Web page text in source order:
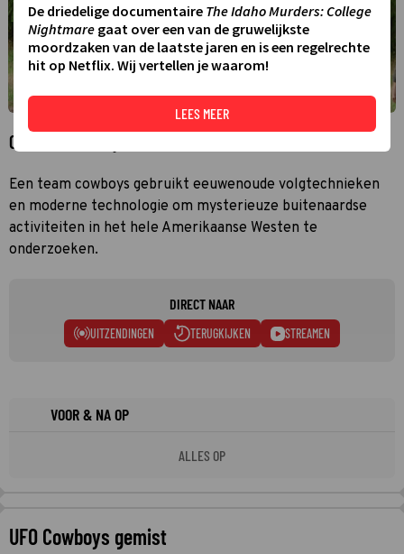
Over UFO Cowboys
Een team cowboys gebruikt eeuwenoude volgtechnieken
en moderne technologie om mysterieuze buitenaardse
activiteiten in het hele Amerikaanse Westen te
onderzoeken.
DIRECT NAAR
UITZENDINGEN TERUGKIJKEN STREAMEN
VOOR & NA OP
ALLES OP
UFO Cowboys gemist
De driedelige documentaire The Idaho Murders: College
Nightmare gaat over een van de gruwelijkste
moordzaken van de laatste jaren en is een regelrechte
hit op Netflix. Wij vertellen je waarom!
LEES MEER